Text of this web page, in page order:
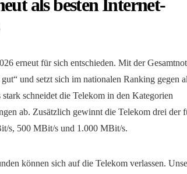
als besten Internet-
erneut für sich entschieden. Mit der
und setzt sich im nationalen Ranking gegen
schneidet die Telekom in den Kategorien
ab. Zusätzlich gewinnt die Telekom drei der
s, 500 MBit/s und 1.000 MBit/s.
können sich auf die Telekom verlassen.